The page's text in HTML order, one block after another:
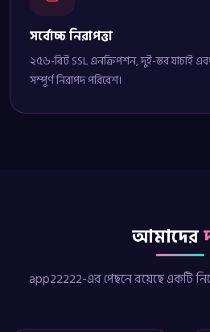
সর্বোচ্চ নিরাপত্তা
২৫৬-বিট SSL এনক্রিপশন, দুই-স্তর যাচাই
সম্পূর্ণ নিরাপদ পরিবেশ।
আমাদের
app22222-এর পেছনে রয়েছে একটি